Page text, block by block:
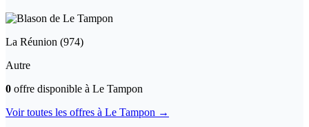
La Réunion (974)
Autre
0 offre disponible à Le Tampon
Voir toutes les offres à Le Tampon →